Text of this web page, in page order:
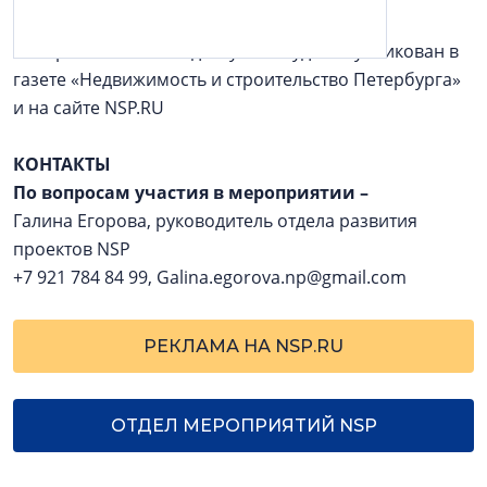
Материал по итогам дискуссии будет опубликован в
газете «Недвижимость и строительство Петербурга»
и на сайте NSP.RU
КОНТАКТЫ
По вопросам участия в мероприятии –
Галина Егорова, руководитель отдела развития
проектов NSP
+7 921 784 84 99, Galina.egorova.np@gmail.com
РЕКЛАМА НА NSP.RU
ОТДЕЛ МЕРОПРИЯТИЙ NSP